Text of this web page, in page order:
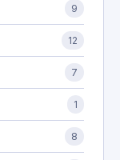
9
12
7
1
8